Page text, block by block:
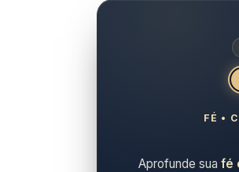
FÉ •
Aprofunde suafé